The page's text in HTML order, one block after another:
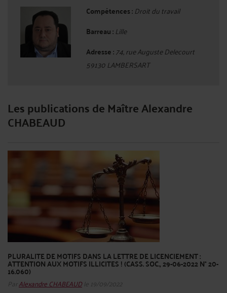
Compétences : Droit du travail
Barreau : Lille
Adresse :74, rue Auguste Delecourt
59130 LAMBERSART
Les publications de Maître Alexandre
CHABEAUD
PLURALITE DE MOTIFS DANS LA LETTRE DE LICENCIEMENT :
ATTENTION AUX MOTIFS ILLICITES ! (CASS. SOC., 29-06-2022 N° 20-
16.060)
ParAlexandre CHABEAUDle 19/09/2022